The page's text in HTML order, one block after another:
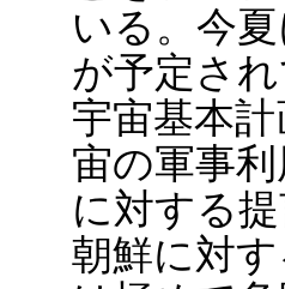
いる。今
が予定さ
宇宙基本
宙の軍事
に対する
朝鮮に対